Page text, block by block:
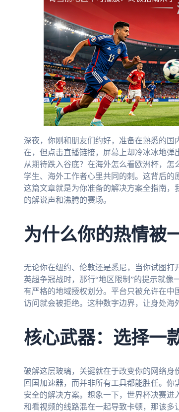
深夜，你刚和朋友们约好，准备在熟悉的
在，但点击直播链接，屏幕上却冷冰冰地弹
从期待跌入谷底？在海外怎么看欧洲杯，
学生、海外工作者心里共同的刺。这背后的
这篇文章就是为你准备的解决方案全指南
的解说声和沸腾的赛场。
为什么你的热情被
无论你在纽约、伦敦还是悉尼，当你试图
英超争冠战时，那行“地区限制”的提示就
有严格的地域授权划分。平台只被允许在中
访问就会被拒绝。这种数字边界，让身处海
核心武器：选择一
破解这层玻璃，关键就在于改变你的网络
回国加速器，而并非所有工具都能胜任。你
安全的解决方案。想象一下，世界杯决赛
和看视频的线路混在一起导致卡顿，那该多